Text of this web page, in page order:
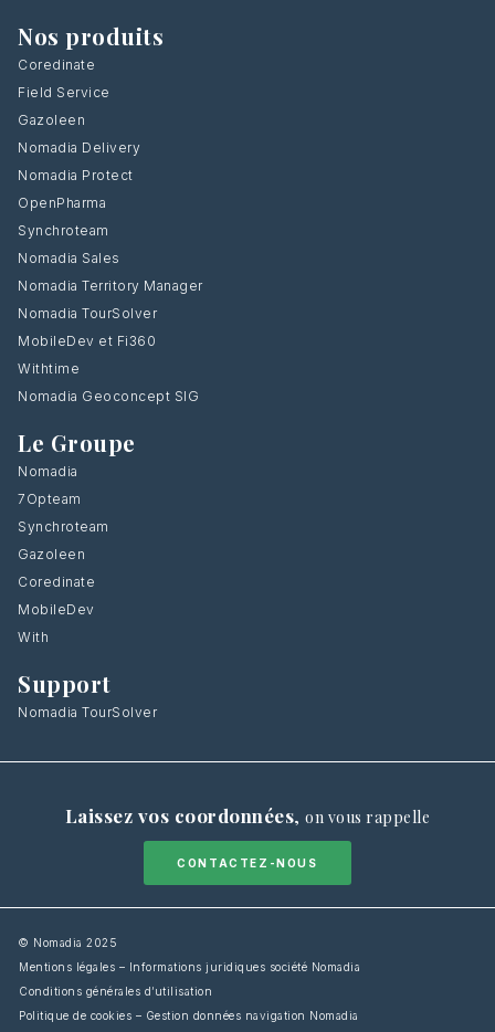
Nos produits
Coredinate
Field Service
Gazoleen
Nomadia Delivery
Nomadia Protect
OpenPharma
Synchroteam
Nomadia Sales
Nomadia Territory Manager
Nomadia TourSolver
MobileDev et Fi360
Withtime
Nomadia Geoconcept SIG
Le Groupe
Nomadia
7Opteam
Synchroteam
Gazoleen
Coredinate
MobileDev
With
Support
Nomadia TourSolver
Laissez vos coordonnées,on vous rappelle
CONTACTEZ-NOUS
© Nomadia 2025
Mentions légales – Informations juridiques société Nomadia
Conditions générales d’utilisation
Politique de cookies – Gestion données navigation Nomadia